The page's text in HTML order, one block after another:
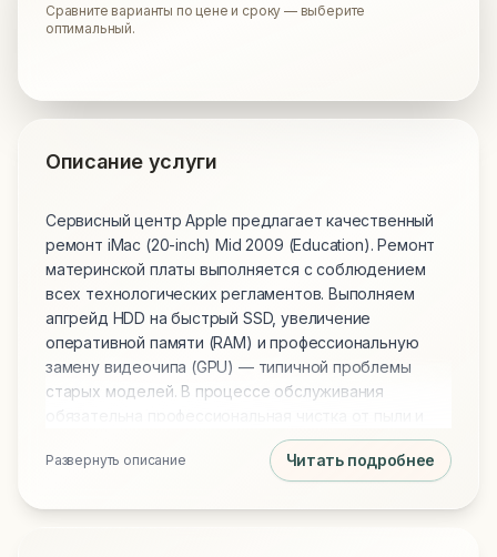
Сравните варианты по цене и сроку — выберите
оптимальный.
Описание услуги
Сервисный центр Apple предлагает качественный
ремонт iMac (20-inch) Mid 2009 (Education). Ремонт
материнской платы выполняется с соблюдением
всех технологических регламентов. Выполняем
апгрейд HDD на быстрый SSD, увеличение
оперативной памяти (RAM) и профессиональную
замену видеочипа (GPU) — типичной проблемы
старых моделей. В процессе обслуживания
замена термопасты на Arctic MX-4 или MX-6 для
идеального охлаждения. Мы используем только
на все виды работ.
Развернуть описание Читать подробнее